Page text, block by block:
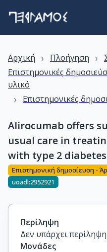
Αρχική › Πλοήγηση ›
Επιστημονικές
υλικό
› Επιστημονικές
Alirocumab offers
usual care in
with type 2 diabetes
Επιστημονική δημοσίευση -
uoadl:2952921
Περίληψη
Δεν υπάρχει περίληψη
Μονάδες